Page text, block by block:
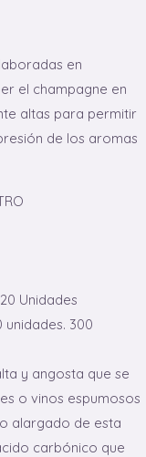
en
el champagne en
altas para permitir
de los aromas
Unidades
unidades. 300
y angosta que se
o vinos espumosos
alargado de esta
carbónico que